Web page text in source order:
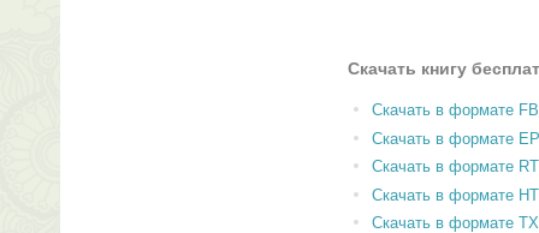
Скачать книгу
Скачать в формате
Скачать в формате
Скачать в формате
Скачать в формате
Скачать в формате